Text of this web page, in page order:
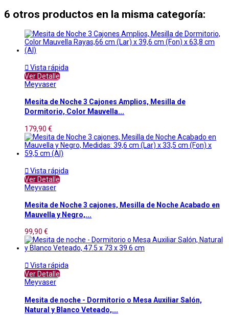
6 otros productos en la misma categoría:
 Vista rápida
Ver Detalle
Meyvaser
Mesita de Noche 3 Cajones Amplios, Mesilla de
Dormitorio, Color Mauvella...
179,90 €
 Vista rápida
Ver Detalle
Meyvaser
Mesita de Noche 3 cajones, Mesilla de Noche Acabado en
Mauvella y Negro,...
99,90 €
 Vista rápida
Ver Detalle
Meyvaser
Mesita de noche - Dormitorio o Mesa Auxiliar Salón,
Natural y Blanco Veteado,...